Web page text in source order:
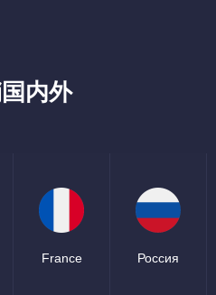
内外
France Россия